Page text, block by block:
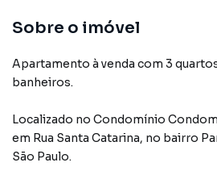
Sobre o imóvel
Apartamento à venda com 3
banheiros.
Localizado no Condomínio
em Rua Santa Catarina, no bairro
São Paulo.